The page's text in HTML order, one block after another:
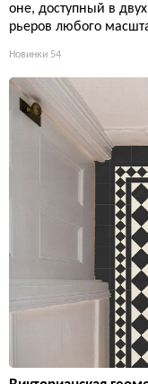
оне, доступный в
рьеров любого
Новинки 54